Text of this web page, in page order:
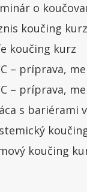
o
koučing kurz
koučing kurz
– príprava,
– príprava,
s bariérami
koučing